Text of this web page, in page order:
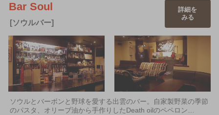
Bar Soul
[ソウルバー]
詳細を
みる
ソウルとバーボンと野球を愛する出雲のバー。自家製野菜の季節
のパスタ、オリーブ油から手作りしたDeath oilのペペロン…